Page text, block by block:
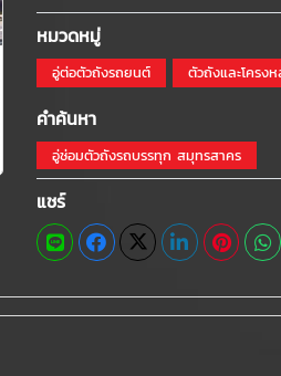
หมวดหมู่
อู่ต่อตัวถังรถยนต์ ตัวถังและโครง
คำค้นหา
อู่ซ่อมตัวถังรถบรรทุก สมุทรสาคร
แชร์